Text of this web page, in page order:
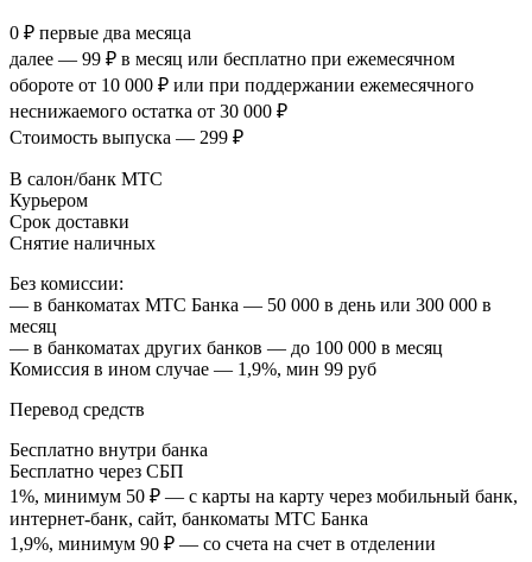
0 ₽ первые два месяца
далее — 99 ₽ в месяц или бесплатно при ежемесячном
обороте от 10 000 ₽ или при поддержании ежемесячного
неснижаемого остатка от 30 000 ₽
Стоимость выпуска — 299 ₽
В салон/банк МТС
Курьером
Срок доставки
Снятие наличных
Без комиссии:
— в банкоматах МТС Банка — 50 000 в день или 300 000 в
месяц
— в банкоматах других банков — до 100 000 в месяц
Комиссия в ином случае — 1,9%, мин 99 руб
Перевод средств
Бесплатно внутри банка
Бесплатно через СБП
1%, минимум 50 ₽ — с карты на карту через мобильный банк,
интернет-банк, сайт, банкоматы МТС Банка
1,9%, минимум 90 ₽ — со счета на счет в отделении